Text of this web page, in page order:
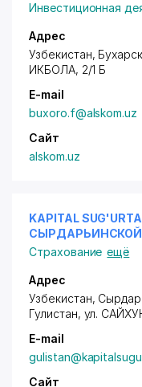
Инвестиционная
Адрес
Узбекистан,
ИКБОЛА, 2/1 Б
E-mail
buxoro.f@alskom.uz
Сайт
alskom.uz
KAPITAL
Страхование ещё
Адрес
Узбекистан,
Гулистан, ул.
E-mail
Сайт